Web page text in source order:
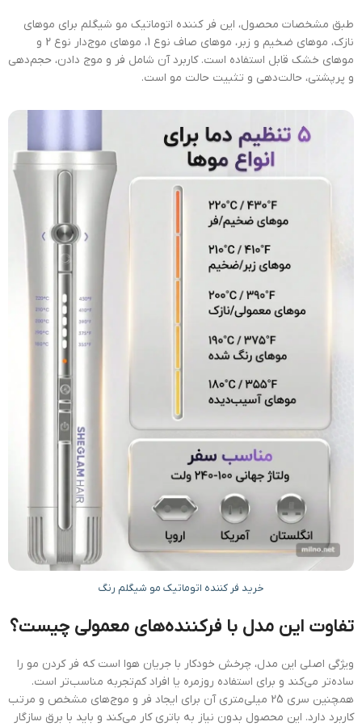
طبق مشخصات محصول، این فر کننده اتوماتیک مو شیگلم برای موهای
نازک، موهای ضخیم و زبر، موهای صاف نوع 1، موهای موج‌دار نوع 2 و
موهای خشک قابل استفاده است. کاربرد آن شامل فر و موج دادن، حجم‌دهی
و پرپشتی، حالت‌دهی و تثبیت حالت مو است.
خرید فر کننده اتوماتیک مو شیگلم رنگ
تفاوت این مدل با فرکننده‌های معمولی چیست؟
ویژگی اصلی این مدل، چرخش خودکار با جریان هوا است که فر کردن مو را
ساده‌تر می‌کند و برای استفاده روزمره یا افراد کم‌تجربه مناسب‌تر است.
همچنین سری 25 میلی‌متری آن برای ایجاد فر و موج‌های مشخص و مرتب
کاربرد دارد. این محصول بدون نیاز به باتری کار می‌کند و باید با برق سازگار